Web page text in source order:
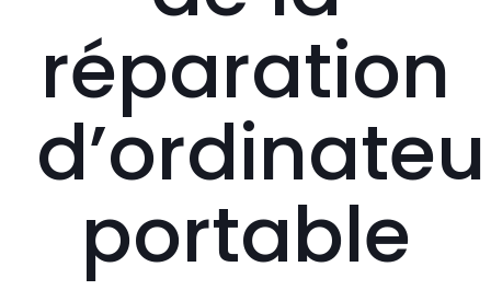
réparation
portable